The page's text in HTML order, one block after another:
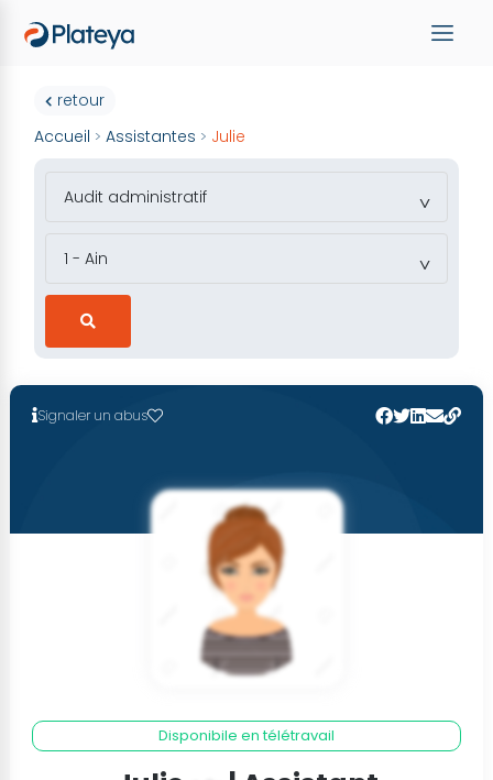
retour
Accueil >Assistantes > Julie
Signaler un abus
Disponibile en télétravail